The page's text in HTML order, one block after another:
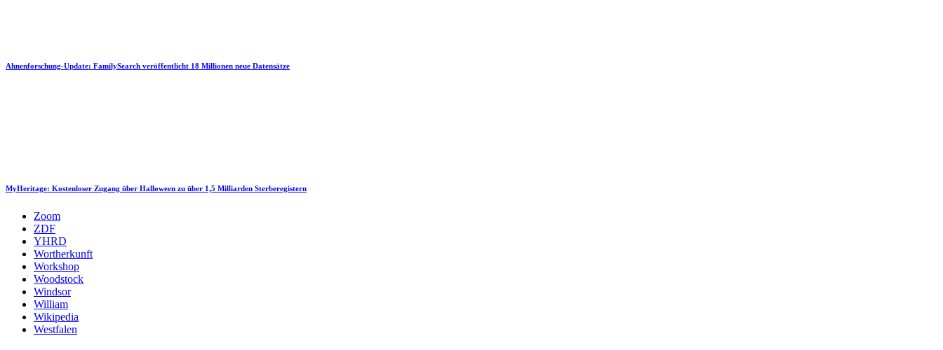
Ahnenforschung-Update: FamilySearch veröffentlicht 18 Millionen neue Datensätze
MyHeritage: Kostenloser Zugang über Halloween zu über 1,5 Milliarden Sterberegistern
Zoom
ZDF
YHRD
Wortherkunft
Workshop
Woodstock
Windsor
William
Wikipedia
Westfalen